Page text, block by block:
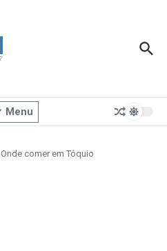
Menu
Onde comer em Tóquio